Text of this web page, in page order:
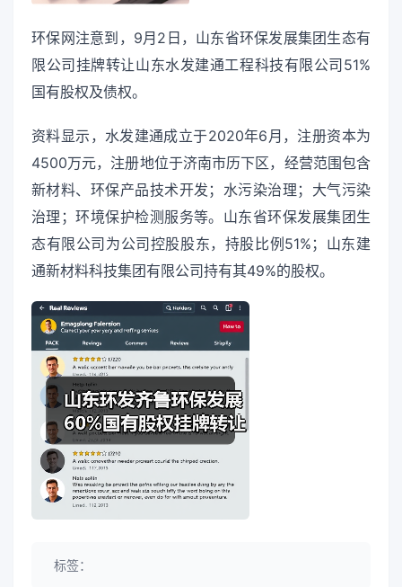
环保网注意到，9月2日，山东省环保发展集团生态有
限公司挂牌转让山东水发建通工程科技有限公司51%
国有股权及债权。
资料显示，水发建通成立于2020年6月，注册资本为
4500万元，注册地位于济南市历下区，经营范围包含
新材料、环保产品技术开发；水污染治理；大气污染
治理；环境保护检测服务等。山东省环保发展集团生
态有限公司为公司控股股东，持股比例51%；山东建
通新材料科技集团有限公司持有其49%的股权。
标签：